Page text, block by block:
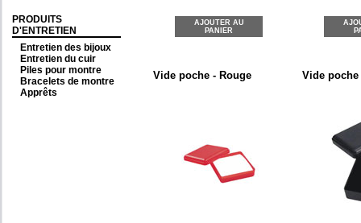
PRODUITS
D'ENTRETIEN
Entretien des bijoux
Entretien du cuir
Piles pour montre
Bracelets de montre
Apprêts
AJOUTER AU
PANIER
Vide poche - Rouge Vide poche